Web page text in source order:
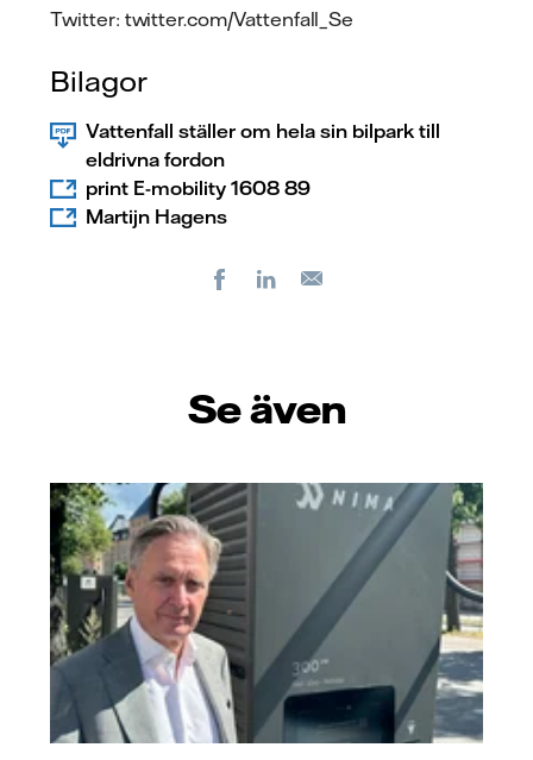
Twitter: twitter.com/Vattenfall_Se
Bilagor
Vattenfall ställer om hela sin bilpark till
eldrivna fordon
print E-mobility 1608 89
Martijn Hagens
FacebookLinkedIn
Se även